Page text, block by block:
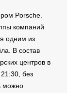
Porsche.
компаний
одним из
В состав
центров в
без
можно